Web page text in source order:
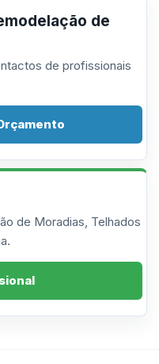
de
de profissionais
de Moradias, Telhados